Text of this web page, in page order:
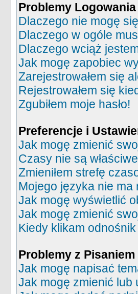
Problemy
Dlaczego nie mogę
Dlaczego w ogóle
Dlaczego wciąż
Jak mogę zapobiec
Zarejestrowałem się
Rejestrowałem się
Zgubiłem moje hasło!
Preferencje i
Jak mogę zmienić
Czasy nie są
Zmieniłem strefę
Mojego języka nie ma
Jak mogę wyświetlić
Jak mogę zmienić
Kiedy klikam
Problemy z Pisaniem
Jak mogę napisać
Jak mogę zmienić lub